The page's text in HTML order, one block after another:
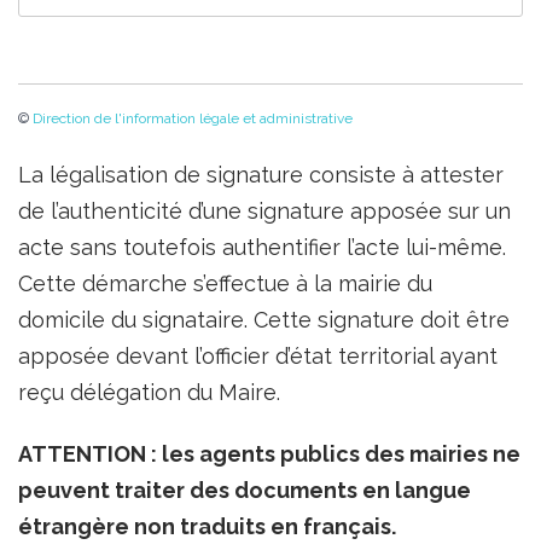
© Direction de l'information légale et administrative
La légalisation de signature consiste à attester
de l’authenticité d’une signature apposée sur un
acte sans toutefois authentifier l’acte lui-même.
Cette démarche s’effectue à la mairie du
domicile du signataire. Cette signature doit être
apposée devant l’officier d’état territorial ayant
reçu délégation du Maire.
ATTENTION : les agents publics des mairies ne
peuvent traiter des documents en langue
étrangère non traduits en français.